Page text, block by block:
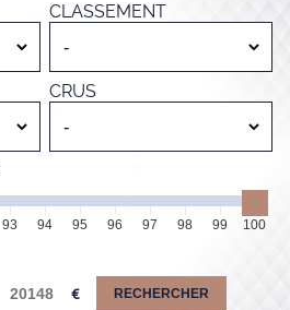
CLASSEMENT
CRUS
93 94 95 96 97 98 99 100
RECHERCHER